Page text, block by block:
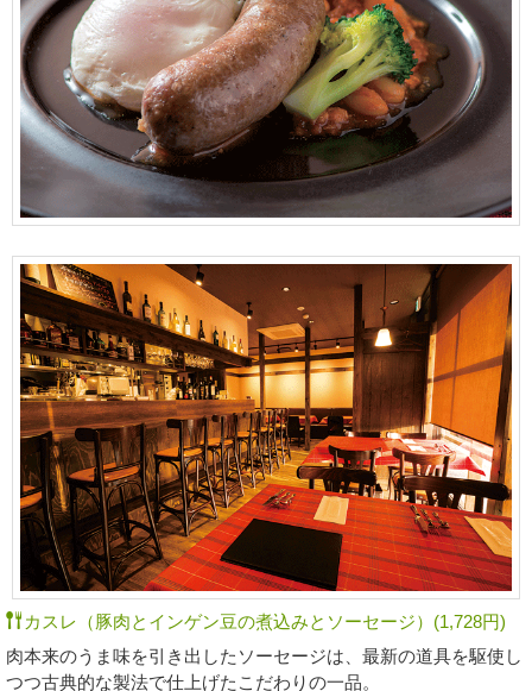
カスレ（豚肉とインゲン豆の煮込みとソーセージ）(1,728円)
肉本来のうま味を引き出したソーセージは、最新の道具を駆使し
つつ古典的な製法で仕上げたこだわりの一品。